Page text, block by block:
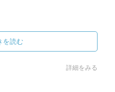
にきた。
。裕二が東京へ帰る前日の
欲しいと言う千遥に また泊ま
を読む
詳細をみる